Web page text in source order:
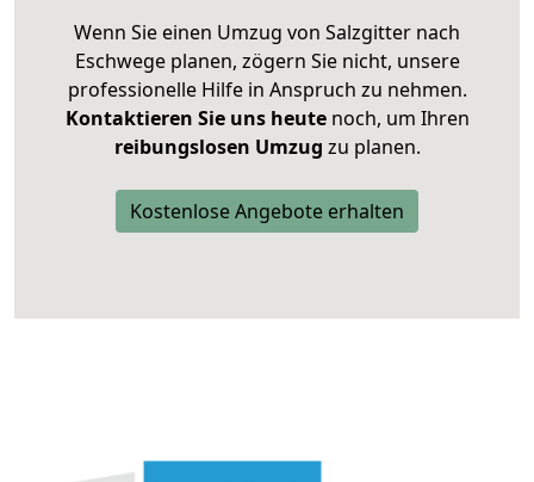
Wenn Sie einen Umzug von Salzgitter nach
Eschwege planen, zögern Sie nicht, unsere
professionelle Hilfe in Anspruch zu nehmen.
Kontaktieren Sie uns heutenoch, um Ihren
reibungslosen Umzug zu planen.
Kostenlose Angebote erhalten